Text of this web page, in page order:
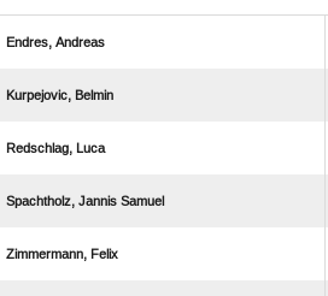
 
 
 
  
 